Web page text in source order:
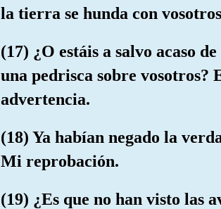
la tierra se hunda con
(17) ¿O estáis a salvo acaso
una pedrisca sobre vosotros?
advertencia.
(18) Ya habían negado la
Mi reprobación.
(19) ¿Es que no han visto las